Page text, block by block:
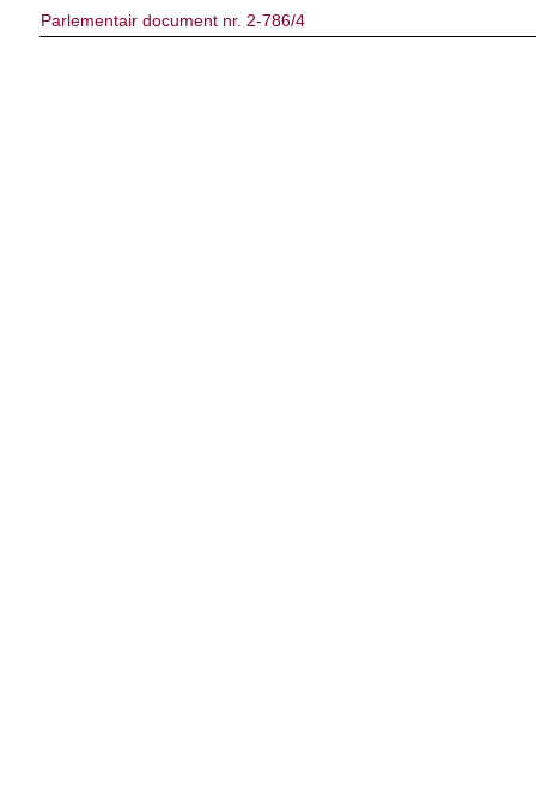
Parlementair document nr. 2-786/4